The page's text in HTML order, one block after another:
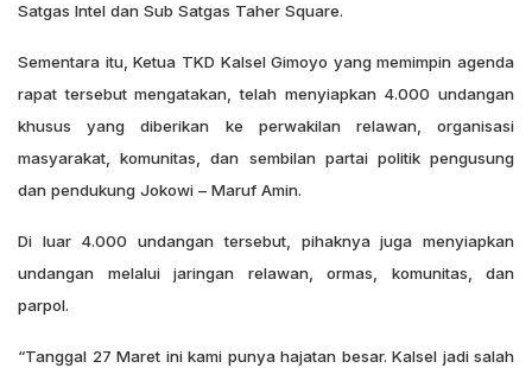
Satgas Intel dan Sub Satgas Taher Square.
Sementara itu, Ketua TKD Kalsel Gimoyo yang memimpin agenda
rapat tersebut mengatakan, telah menyiapkan 4.000 undangan
khusus yang diberikan ke perwakilan relawan, organisasi
masyarakat, komunitas, dan sembilan partai politik pengusung
dan pendukung Jokowi – Maruf Amin.
Di luar 4.000 undangan tersebut, pihaknya juga menyiapkan
undangan melalui jaringan relawan, ormas, komunitas, dan
parpol.
“Tanggal 27 Maret ini kami punya hajatan besar. Kalsel jadi salah